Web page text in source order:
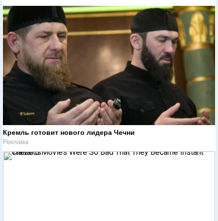
Кремль готовит нового лидера Чечни
Реклама